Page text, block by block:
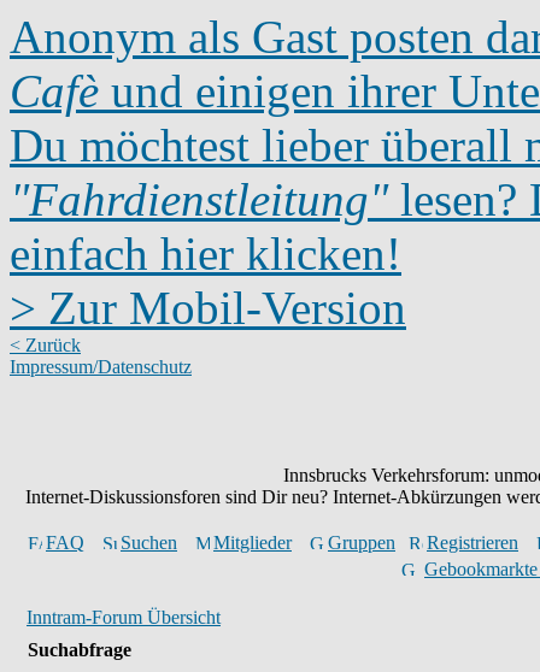
Anonym als Gast posten
Cafè und einigen ihrer
Du möchtest lieber überall
"Fahrdienstleitung"lesen?
einfach hier klicken!
> Zur Mobil-Version
< Zurück
Impressum/Datenschutz
Innsbrucks Verkehrsforum:
Internet-Diskussionsforen sind Dir neu? Internet-Abkürzungen
FAQ Suchen Mitglieder Gruppen
Registrieren
Inntram-Forum Übersicht
Suchabfrage